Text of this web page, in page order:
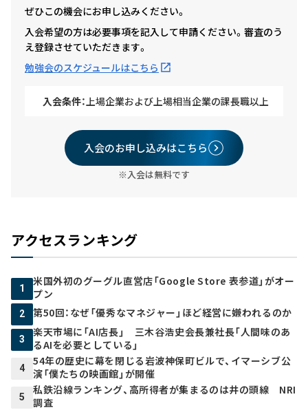
ぜひこの機会にお申し込みください。
入会希望の方は必要事項を記入して申請ください。審査のう
え登録させていただきます。
勉強会のスケジュールはこちら
入会条件： 上場企業および上場相当企業の課長職以上
入会のお申し込みはこちら
※入会は無料です
アクセスランキング
1
米国外初のグーグル直営店「Google Store 表参道」がオー
プン
2 第50回：なぜ「優秀なマネジャー」ほど経営に嫌われるのか
3
楽天市場に「AI店長」 三木谷浩史会長兼社長「人間味のあ
るAIを必要としている」
4
54年の歴史に幕を閉じる岩波神保町ビルで、イマーシブ公
演「僕たちの映画館」が開催
5
私鉄沿線ランキング、高所得者が集まるのは井の頭線 NRI
調査